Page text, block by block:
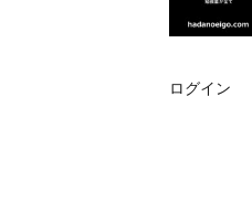
ログイン